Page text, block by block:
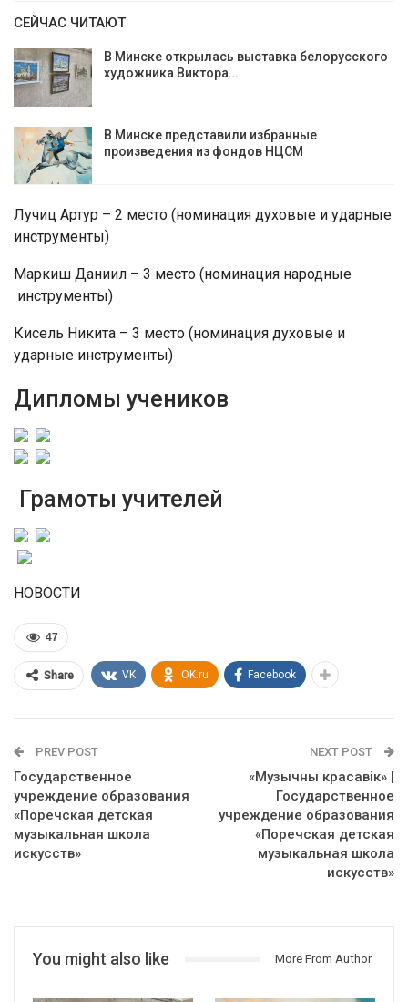
СЕЙЧАС ЧИТАЮТ
В Минске открылась выставка белорусского
художника Виктора…
В Минске представили избранные
произведения из фондов НЦСМ
Лучиц Артур – 2 место (номинация духовые и ударные
инструменты)
Маркиш Даниил – 3 место (номинация народные
инструменты)
Кисель Никита – 3 место (номинация духовые и
ударные инструменты)
Дипломы учеников
Грамоты учителей
НОВОСТИ
47
Share VK OK.ru Facebook
PREV POST
Государственное
учреждение образования
«Поречская детская
музыкальная школа
искусств»
NEXT POST
«Музычны красавік» |
Государственное
учреждение образования
«Поречская детская
музыкальная школа
искусств»
You might also like More From Author